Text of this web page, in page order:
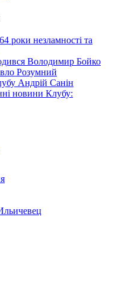
роки незламності та
Володимир Бойко
Розумний
Андрій Санін
новини Клубу: